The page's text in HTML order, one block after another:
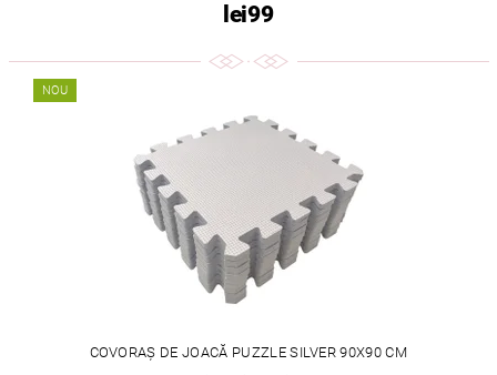
lei99
NOU
COVORAȘ DE JOACĂ PUZZLE SILVER 90X90 CM